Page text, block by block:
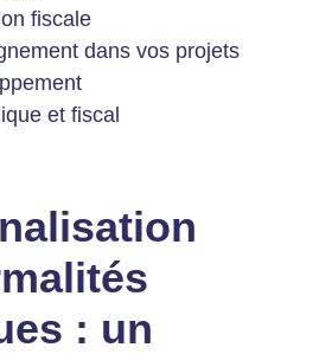
fiscale
dans vos projets
et fiscal
: un